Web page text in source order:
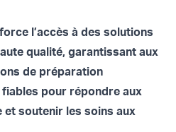
l’accès à des solutions
qualité, garantissant aux
de préparation
pour répondre aux
et soutenir les soins aux